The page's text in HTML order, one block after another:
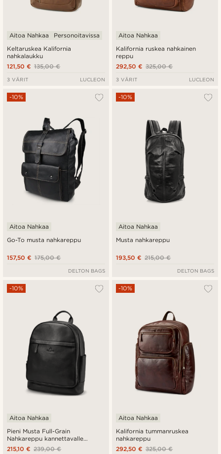
Keltaruskea Kalifornia
nahkalaukku
Aitoa Nahkaa Personoitavissa
135,00 €
121,50 €
3 VÄRIT LUCLEON
Kalifornia ruskea nahkainen
reppu
Aitoa Nahkaa
325,00 €
292,50 €
3 VÄRIT LUCLEON
Go-To musta nahkareppu
-10%
Aitoa Nahkaa
175,00 €
157,50 €
DELTON BAGS
Musta nahkareppu
-10%
Aitoa Nahkaa
215,00 €
193,50 €
DELTON BAGS
Pieni Musta Full-Grain
Nahkareppu kannettavalle
tietokoneelle
-10%
Aitoa Nahkaa
239,00 €
215,10 €
Kalifornia tummanruskea
nahkareppu
-10%
Aitoa Nahkaa
325,00 €
292,50 €